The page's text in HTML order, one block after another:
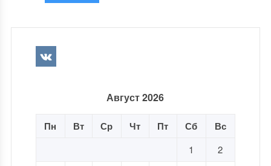
Август 2026
Пн Вт Ср Чт Пт Сб Вс
1
2